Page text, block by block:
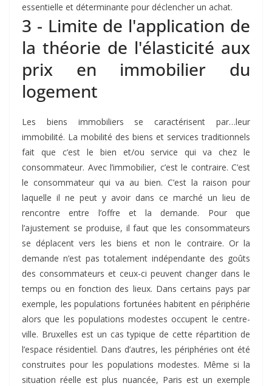
essentielle et déterminante pour déclencher un achat.
3 - Limite de l'application de
la théorie de l'élasticité aux
prix en immobilier du
logement
Les biens immobiliers se caractérisent par…leur
immobilité. La mobilité des biens et services traditionnels
fait que c’est le bien et/ou service qui va chez le
consommateur. Avec l’immobilier, c’est le contraire. C’est
le consommateur qui va au bien. C’est la raison pour
laquelle il ne peut y avoir dans ce marché un lieu de
rencontre entre l’offre et la demande. Pour que
l’ajustement se produise, il faut que les consommateurs
se déplacent vers les biens et non le contraire. Or la
demande n’est pas totalement indépendante des goûts
des consommateurs et ceux-ci peuvent changer dans le
temps ou en fonction des lieux. Dans certains pays par
exemple, les populations fortunées habitent en périphérie
alors que les populations modestes occupent le centre-
ville. Bruxelles est un cas typique de cette répartition de
l’espace résidentiel. Dans d’autres, les périphéries ont été
construites pour les populations modestes. Même si la
situation réelle est plus nuancée, Paris est un exemple